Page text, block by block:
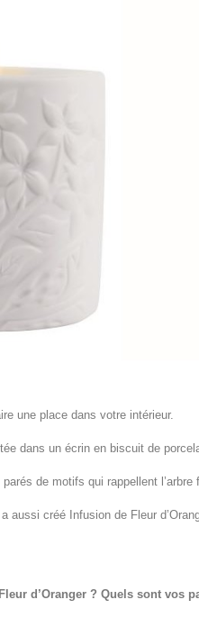
une place dans votre intérieur.
dans un écrin en biscuit de
de motifs qui rappellent
aussi créé Infusion de Fleur
d’Oranger ? Quels sont vos